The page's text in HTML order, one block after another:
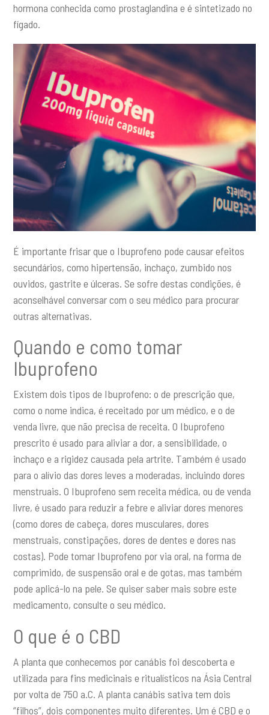
hormona conhecida como prostaglandina e é sintetizado no
fígado.
É importante frisar que o Ibuprofeno pode causar efeitos
secundários, como hipertensão, inchaço, zumbido nos
ouvidos, gastrite e úlceras. Se sofre destas condições, é
aconselhável conversar com o seu médico para procurar
outras alternativas.
Quando e como tomar
Ibuprofeno
Existem dois tipos de Ibuprofeno: o de prescrição que,
como o nome indica, é receitado por um médico, e o de
venda livre, que não precisa de receita. O Ibuprofeno
prescrito é usado para aliviar a dor, a sensibilidade, o
inchaço e a rigidez causada ​​pela artrite. Também é usado
para o alívio das dores leves a moderadas, incluindo dores
menstruais. O Ibuprofeno sem receita médica, ou de venda
livre, é usado para reduzir a febre e aliviar dores menores
(como dores de cabeça, dores musculares, dores
menstruais, constipações, dores de dentes e dores nas
costas). Pode tomar Ibuprofeno por via oral, na forma de
comprimido, de suspensão oral e de gotas, mas também
pode aplicá-lo na pele. Se quiser saber mais sobre este
medicamento, consulte o seu médico.
O que é o CBD
A planta que conhecemos por canábis foi descoberta e
utilizada para fins medicinais e ritualísticos na Ásia Central
por volta de 750 a.C. A planta canábis sativa tem dois
“filhos”, dois componentes muito diferentes. Um é CBD e o